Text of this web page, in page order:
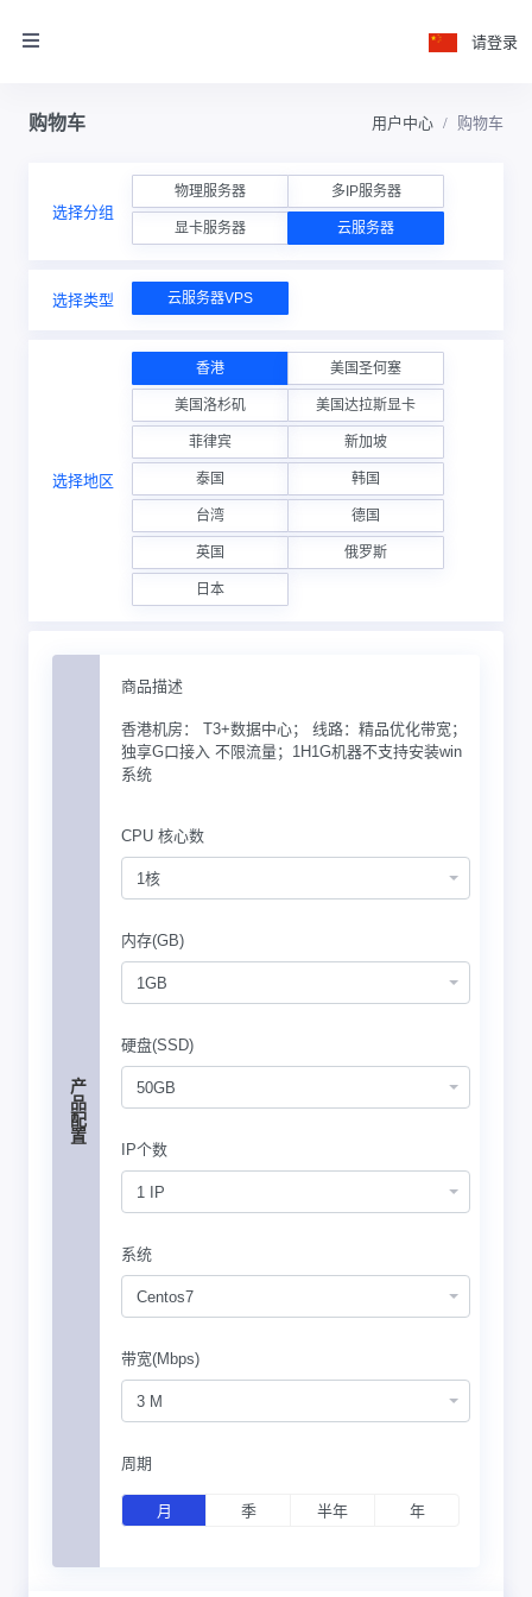
请登录
购物车 用户中心 购物车
选择分组
物理服务器 多IP服务器
显卡服务器 云服务器
选择类型 云服务器VPS
选择地区
香港 美国圣何塞
美国洛杉矶 美国达拉斯显卡
菲律宾 新加坡
泰国 韩国
台湾 德国
英国 俄罗斯
日本
产品配置
商品描述
香港机房： T3+数据中心； 线路：精品优化带宽；
独享G口接入 不限流量；1H1G机器不支持安装win
系统
CPU 核心数
1核
内存(GB)
1GB
硬盘(SSD)
50GB
IP个数
1 IP
系统
Centos7
带宽(Mbps)
3 M
周期
月 季 半年 年